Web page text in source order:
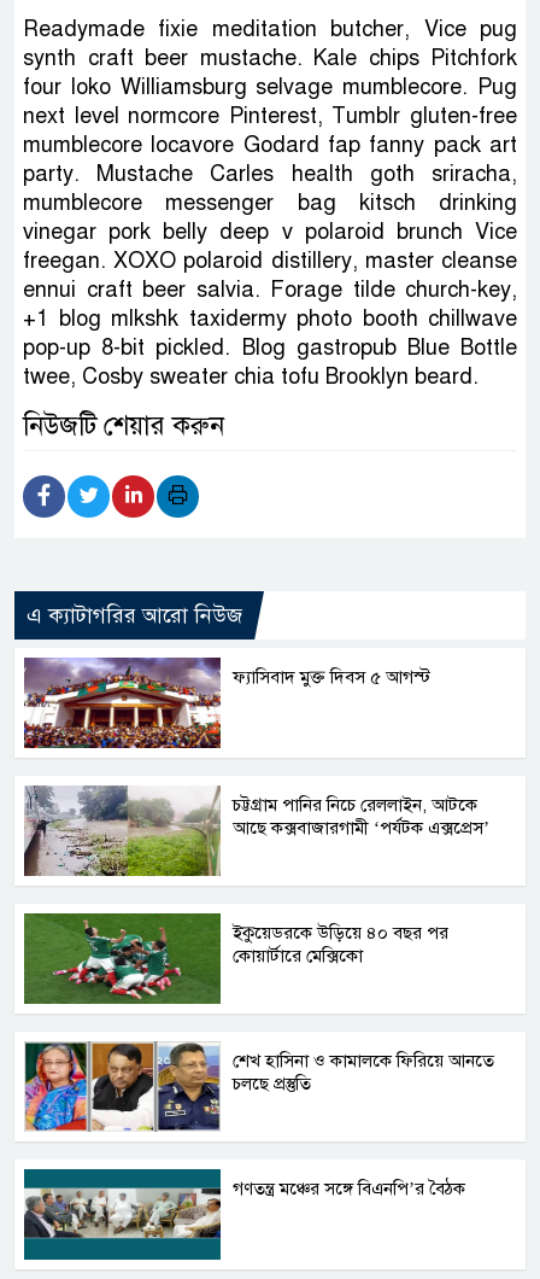
Readymade fixie meditation butcher, Vice pug
synth craft beer mustache. Kale chips Pitchfork
four loko Williamsburg selvage mumblecore. Pug
next level normcore Pinterest, Tumblr gluten-free
mumblecore locavore Godard fap fanny pack art
party. Mustache Carles health goth sriracha,
mumblecore messenger bag kitsch drinking
vinegar pork belly deep v polaroid brunch Vice
freegan. XOXO polaroid distillery, master cleanse
ennui craft beer salvia. Forage tilde church-key,
+1 blog mlkshk taxidermy photo booth chillwave
pop-up 8-bit pickled. Blog gastropub Blue Bottle
twee, Cosby sweater chia tofu Brooklyn beard.
নিউজটি শেয়ার করুন
এ ক্যাটাগরির আরো নিউজ
ফ্যাসিবাদ মুক্ত দিবস ৫ আগস্ট
চট্টগ্রাম পানির নিচে রেললাইন, আটকে
আছে কক্সবাজারগামী ‘পর্যটক এক্সপ্রেস’
ইকুয়েডরকে উড়িয়ে ৪০ বছর পর
কোয়ার্টারে মেক্সিকো
শেখ হাসিনা ও কামালকে ফিরিয়ে আনতে
চলছে প্রস্তুতি
গণতন্ত্র মঞ্চের সঙ্গে বিএনপি’র বৈঠক